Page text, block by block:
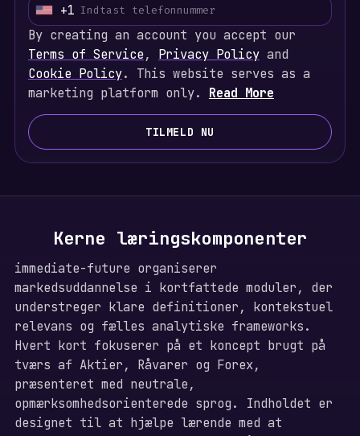
U
n
i
t
e
d
t
1
+1
By creating an account you accept our
Terms of Service, Privacy Policyand
Cookie Policy. This website serves as a
marketing platform only. Read More
TILMELD NU
Kerne læringskomponenter
immediate-future organiserer
markedsuddannelse i kortfattede moduler, der
understreger klare definitioner, kontekstuel
relevans og fælles analytiske frameworks.
Hvert kort fokuserer på et koncept brugt på
tværs af Aktier, Råvarer og Forex,
præsenteret med neutrale,
opmærksomhedsorienterede sprog. Indholdet er
designet til at hjælpe lærende med at